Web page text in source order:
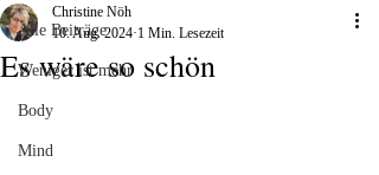
Alle Beiträge
Weniger ist mehr
Body
Mind
Es wäre so schön
Christine Nöh
10. Aug. 2024 1 Min. Lesezeit